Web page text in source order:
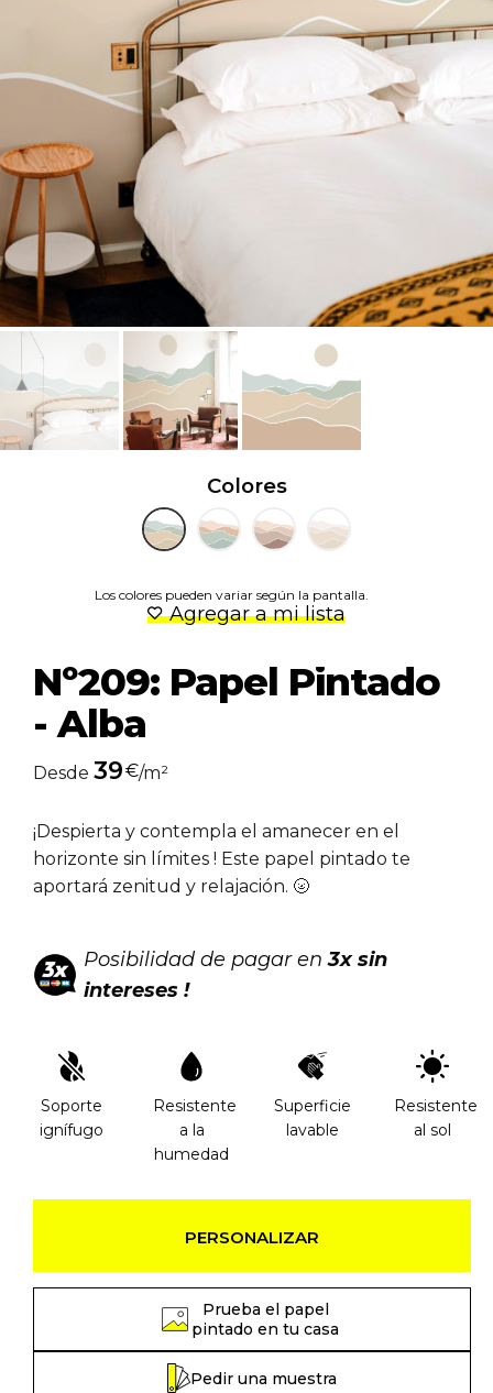
Colores
Los colores pueden variar según la pantalla.
Agregar a mi lista
Nº209: Papel Pintado
- Alba
Desde 39€/m²
¡Despierta y contempla el amanecer en el
horizonte sin límites ! Este papel pintado te
aportará zenitud y relajación. 🌝
Posibilidad de pagar en3x sin
intereses !
Soporte
ignífugo
Resistente
a la
humedad
Superficie
lavable
Resistente
al sol
PERSONALIZAR
Prueba el papel
pintado en tu casa
Pedir una muestra